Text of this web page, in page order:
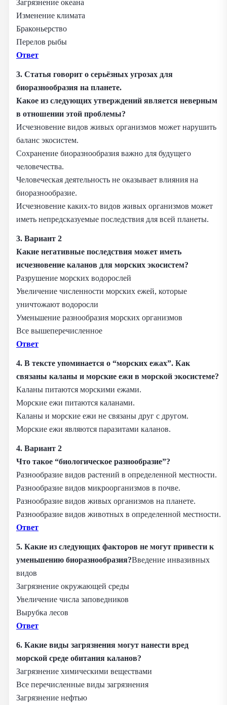
Загрязнение океана
Изменение климата
Браконьерство
Перелов рыбы
Ответ
3. Статья говорит о серьёзных угрозах для
биоразнообразия на планете.
Какое из следующих утверждений является неверным
в отношении этой проблемы?
Исчезновение видов живых организмов может нарушить
баланс экосистем.
Сохранение биоразнообразия важно для будущего
человечества.
Человеческая деятельность не оказывает влияния на
биоразнообразие.
Исчезновение каких-то видов живых организмов может
иметь непредсказуемые последствия для всей планеты.
3. Вариант 2
Какие негативные последствия может иметь
исчезновение каланов для морских экосистем?
Разрушение морских водорослей
Увеличение численности морских ежей, которые
уничтожают водоросли
Уменьшение разнообразия морских организмов
Все вышеперечисленное
Ответ
4. В тексте упоминается о “морских ежах”. Как
связаны каланы и морские ежи в морской экосистеме?
Каланы питаются морскими ежами.
Морские ежи питаются каланами.
Каланы и морские ежи не связаны друг с другом.
Морские ежи являются паразитами каланов.
4. Вариант 2
Что такое “биологическое разнообразие”?
Разнообразие видов растений в определенной местности.
Разнообразие видов микроорганизмов в почве.
Разнообразие видов живых организмов на планете.
Разнообразие видов животных в определенной местности.
Ответ
5. Какие из следующих факторов не могут привести к
уменьшению биоразнообразия?Введение инвазивных
видов
Загрязнение окружающей среды
Увеличение числа заповедников
Вырубка лесов
Ответ
6. Какие виды загрязнения могут нанести вред
морской среде обитания каланов?
Загрязнение химическими веществами
Все перечисленные виды загрязнения
Загрязнение нефтью